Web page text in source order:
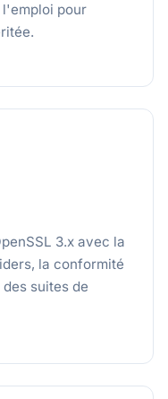
l'emploi pour
3.x avec la
la conformité
suites de